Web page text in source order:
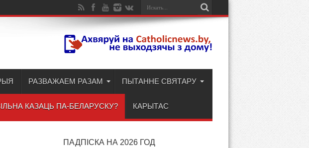
РАЗВАЖАЕМ РАЗАМ ПЫТАННЕ СВЯТАРУ
КАЗАЦЬ ПА-БЕЛАРУСКУ? КАРЫТАС
ПАДПІСКА НА 2026 ГОД